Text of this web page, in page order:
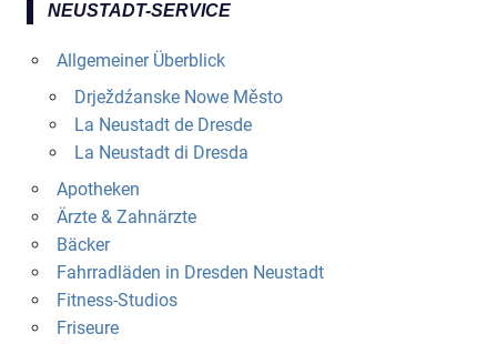
NEUSTADT-SERVICE
Allgemeiner Überblick
Drježdźanske Nowe Město
La Neustadt de Dresde
La Neustadt di Dresda
Apotheken
Ärzte & Zahnärzte
Bäcker
Fahrradläden in Dresden Neustadt
Fitness-Studios
Friseure